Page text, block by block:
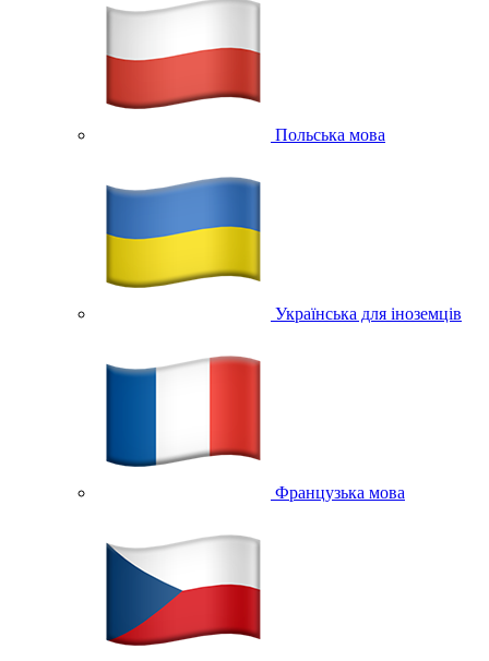
Польська мова
Українська для іноземців
Французька мова